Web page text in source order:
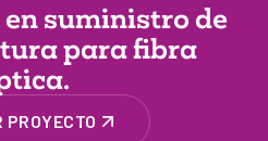
suministro de
para fibra
PROYECTO